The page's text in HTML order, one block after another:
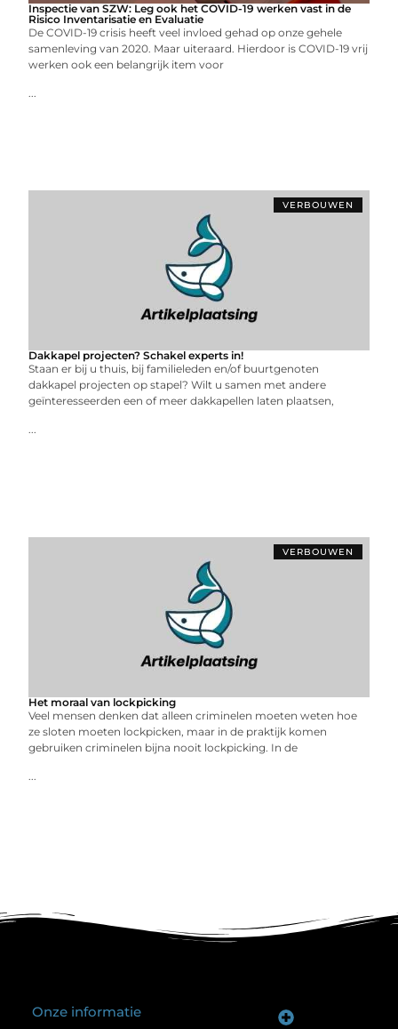
Inspectie van SZW: Leg ook het COVID-19 werken vast in de
Risico Inventarisatie en Evaluatie
De COVID-19 crisis heeft veel invloed gehad op onze gehele
samenleving van 2020. Maar uiteraard. Hierdoor is COVID-19 vrij
werken ook een belangrijk item voor
...
VERBOUWEN
Dakkapel projecten? Schakel experts in!
Staan er bij u thuis, bij familieleden en/of buurtgenoten
dakkapel projecten op stapel? Wilt u samen met andere
geïnteresseerden een of meer dakkapellen laten plaatsen,
...
VERBOUWEN
Het moraal van lockpicking
Veel mensen denken dat alleen criminelen moeten weten hoe
ze sloten moeten lockpicken, maar in de praktijk komen
gebruiken criminelen bijna nooit lockpicking. In de
...
Onze informatie